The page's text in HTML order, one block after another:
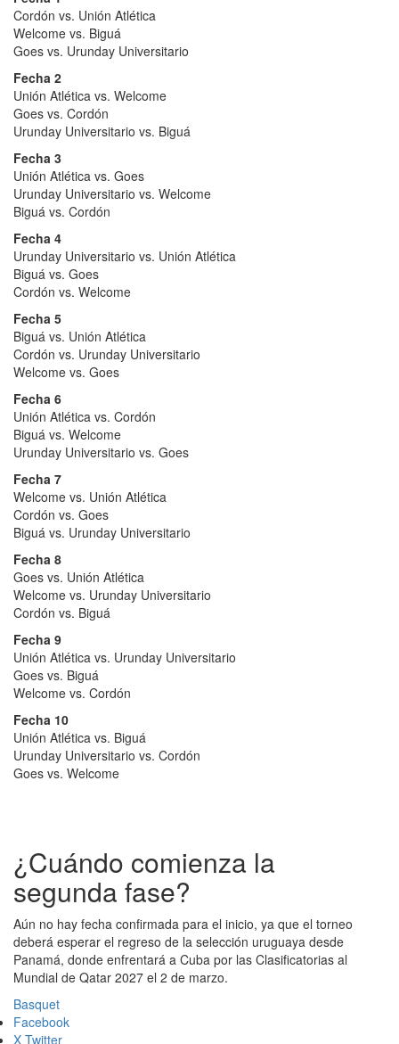
Cordón vs. Unión Atlética
Welcome vs. Biguá
Goes vs. Urunday Universitario
Fecha 2
Unión Atlética vs. Welcome
Goes vs. Cordón
Urunday Universitario vs. Biguá
Fecha 3
Unión Atlética vs. Goes
Urunday Universitario vs. Welcome
Biguá vs. Cordón
Fecha 4
Urunday Universitario vs. Unión Atlética
Biguá vs. Goes
Cordón vs. Welcome
Fecha 5
Biguá vs. Unión Atlética
Cordón vs. Urunday Universitario
Welcome vs. Goes
Fecha 6
Unión Atlética vs. Cordón
Biguá vs. Welcome
Urunday Universitario vs. Goes
Fecha 7
Welcome vs. Unión Atlética
Cordón vs. Goes
Biguá vs. Urunday Universitario
Fecha 8
Goes vs. Unión Atlética
Welcome vs. Urunday Universitario
Cordón vs. Biguá
Fecha 9
Unión Atlética vs. Urunday Universitario
Goes vs. Biguá
Welcome vs. Cordón
Fecha 10
Unión Atlética vs. Biguá
Urunday Universitario vs. Cordón
Goes vs. Welcome
¿Cuándo comienza la
segunda fase?
Aún no hay fecha confirmada para el inicio, ya que el torneo
deberá esperar el regreso de la selección uruguaya desde
Panamá, donde enfrentará a Cuba por las Clasificatorias al
Mundial de Qatar 2027 el 2 de marzo.
Basquet
Facebook
X Twitter